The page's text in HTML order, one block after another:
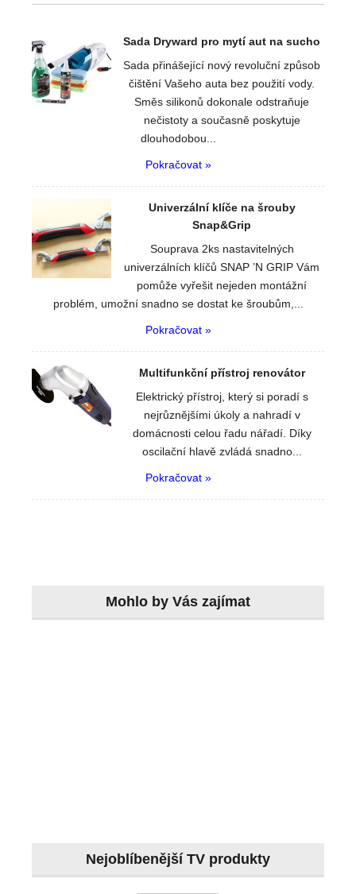
Sada Dryward pro mytí aut na sucho
Sada přinášející nový revoluční způsob
čištění Vašeho auta bez použití vody.
Směs silikonů dokonale odstraňuje
nečistoty a současně poskytuje
dlouhodobou...
Pokračovat »
Univerzální klíče na šrouby
Snap&Grip
Souprava 2ks nastavitelných
univerzálních klíčů SNAP ’N GRIP Vám
pomůže vyřešit nejeden montážní
problém, umožní snadno se dostat ke šroubům,...
Pokračovat »
Multifunkční přístroj renovátor
Elektrický přístroj, který si poradí s
nejrůznějšími úkoly a nahradí v
domácnosti celou řadu nářadí. Díky
oscilační hlavě zvládá snadno...
Pokračovat »
Mohlo by Vás zajímat
Nejoblíbenější TV produkty